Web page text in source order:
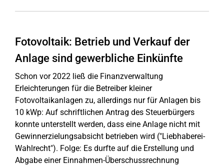
Fotovoltaik: Betrieb und Verkauf der
Anlage sind gewerbliche Einkünfte
Schon vor 2022 ließ die Finanzverwaltung
Erleichterungen für die Betreiber kleiner
Fotovoltaikanlagen zu, allerdings nur für Anlagen bis
10 kWp: Auf schriftlichen Antrag des Steuerbürgers
konnte unterstellt werden, dass eine Anlage nicht mit
Gewinnerzielungsabsicht betrieben wird ("Liebhaberei-
Wahlrecht"). Folge: Es durfte auf die Erstellung und
Abgabe einer Einnahmen-Überschussrechnung